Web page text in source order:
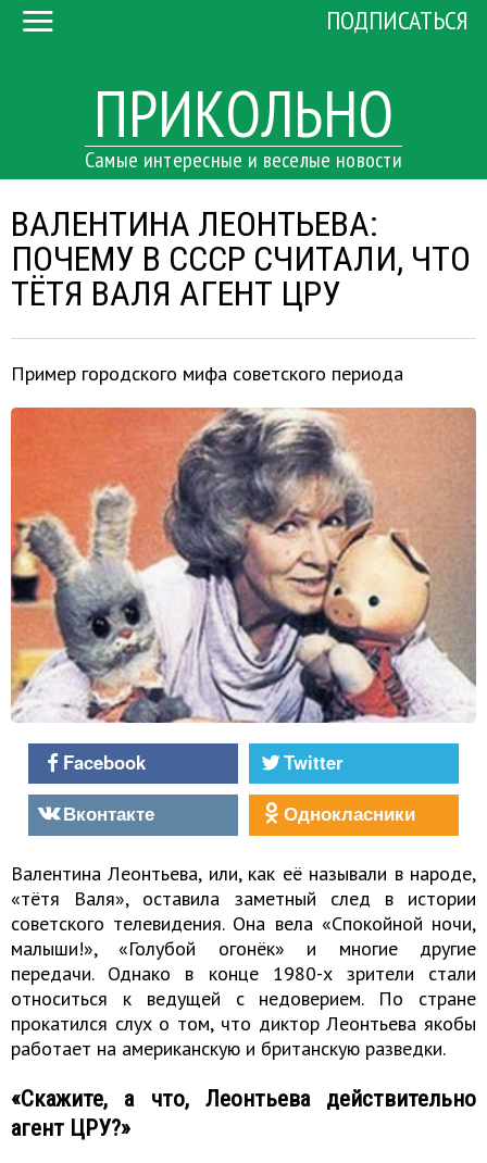
ПРИКОЛЬНО
Самые интересные и веселые новости
ПОДПИСАТЬСЯ
ВАЛЕНТИНА ЛЕОНТЬЕВА:
ПОЧЕМУ В СССР СЧИТАЛИ, ЧТО
ТЁТЯ ВАЛЯ АГЕНТ ЦРУ
Пример городского мифа советского периода
Facebook
Twitter
Вконтакте
Однокласники
Валентина Леонтьева, или, как её называли в народе,
«тётя Валя», оставила заметный след в истории
советского телевидения. Она вела «Спокойной ночи,
малыши!», «Голубой огонёк» и многие другие
передачи. Однако в конце 1980-х зрители стали
относиться к ведущей с недоверием. По стране
прокатился слух о том, что диктор Леонтьева якобы
работает на американскую и британскую разведки.
«Скажите, а что, Леонтьева действительно
агент ЦРУ?»